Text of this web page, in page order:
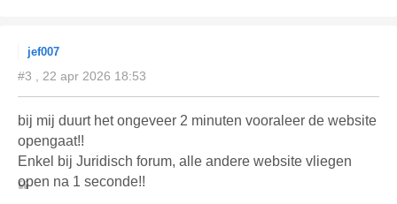
jef007
#3 , 22 apr 2026 18:53
bij mij duurt het ongeveer 2 minuten vooraleer de website
opengaat!!
Enkel bij Juridisch forum, alle andere website vliegen
open na 1 seconde!!